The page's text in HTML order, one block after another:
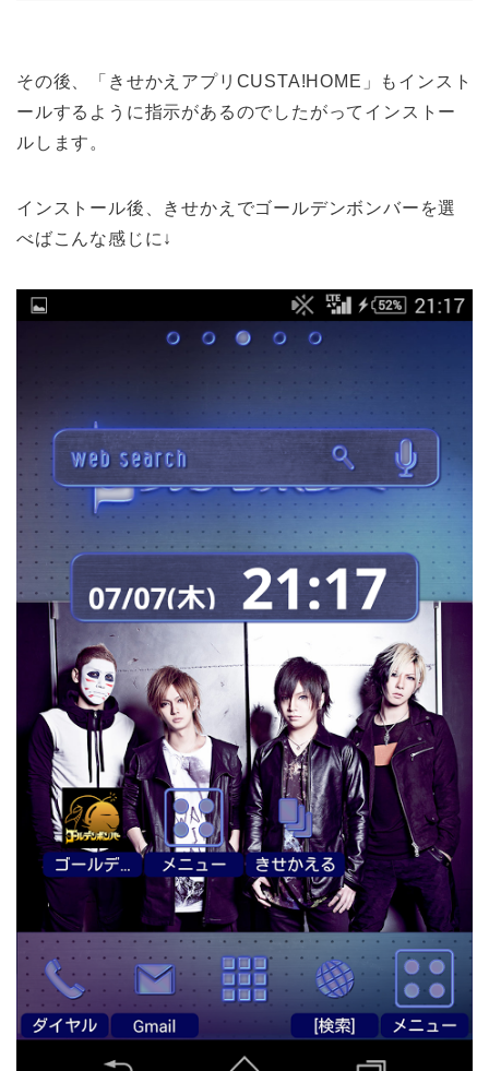
その後、「きせかえアプリCUSTA!HOME」もインスト
ールするように指示があるのでしたがってインストー
ルします。
インストール後、きせかえでゴールデンボンバーを選
べばこんな感じに↓